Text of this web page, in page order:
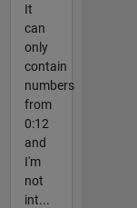
It
can
only
contain
numbers
from
0:12
and
I'm
not
int...